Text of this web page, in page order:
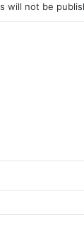
will not be